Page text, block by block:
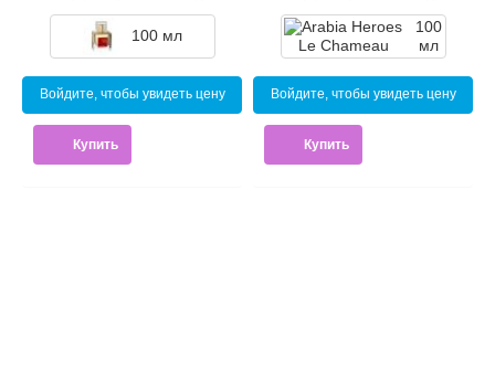
100 мл
Войдите, чтобы увидеть цену
Купить
100
мл
Войдите, чтобы увидеть цену
Купить